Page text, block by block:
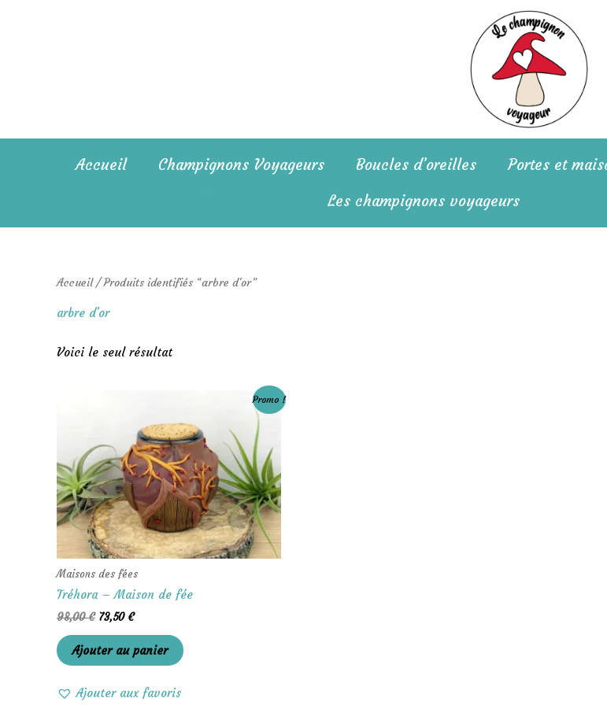
Accueil Champignons Voyageurs Boucles d’oreilles Portes et
Les champignons voyageurs
Accueil/ Produits identifiés “arbre d'or”
arbre d'or
Voici le seul résultat
Promo !
Maisons des fées
Tréhora – Maison de fée
98,00€
98,00 €.
73,50€
actuel
est :
73,50 €.
Ajouter au panier
Ajouter aux favoris